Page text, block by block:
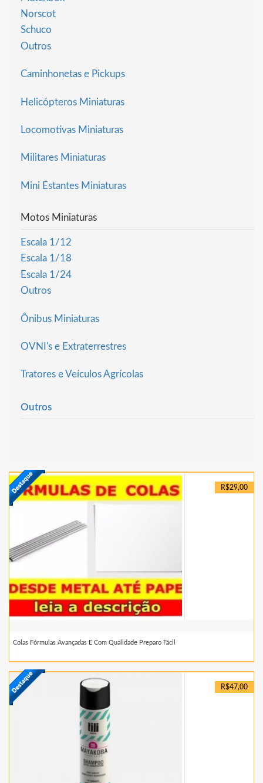
Norscot
Schuco
Outros
Caminhonetas e Pickups
Helicópteros Miniaturas
Locomotivas Miniaturas
Militares Miniaturas
Mini Estantes Miniaturas
Motos Miniaturas
Escala 1/12
Escala 1/18
Escala 1/24
Outros
Ônibus Miniaturas
OVNI's e Extraterrestres
Tratores e Veículos Agrícolas
Outros
R$29,00
Colas Fórmulas Avançadas E Com Qualidade Preparo Fácil
R$47,00